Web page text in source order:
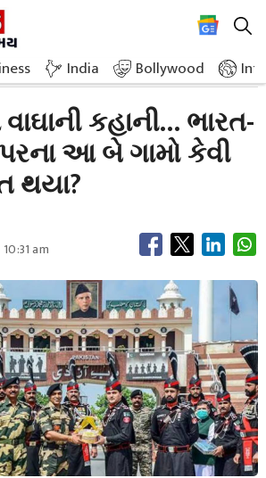
India Bollywood
»The Story Of Attari And Wagah How Did These Two Villages On The Indo
કહાની… ભારત-
આ બે ગામો કેવી
થયા?
10:31 am